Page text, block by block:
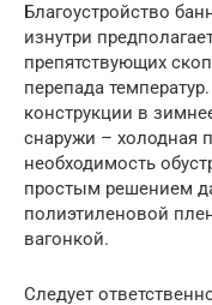
Благоустройство
изнутри
препятствующих
перепада
конструкции в
снаружи – холодная
необходимость
простым решением
полиэтиленовой
вагонкой.
Следует